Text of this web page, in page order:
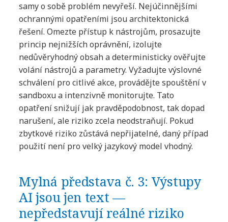
samy o sobě problém nevyřeší. Nejúčinnějšími
ochrannými opatřeními jsou architektonická
řešení. Omezte přístup k nástrojům, prosazujte
princip nejnižších oprávnění, izolujte
nedůvěryhodný obsah a deterministicky ověřujte
volání nástrojů a parametry. Vyžadujte výslovné
schválení pro citlivé akce, provádějte spouštění v
sandboxu a intenzivně monitorujte. Tato
opatření snižují jak pravděpodobnost, tak dopad
narušení, ale riziko zcela neodstraňují. Pokud
zbytkové riziko zůstává nepřijatelné, daný případ
použití není pro velký jazykový model vhodný.
Mylná představa č. 3: Výstupy
AI jsou jen text —
nepředstavují reálné riziko